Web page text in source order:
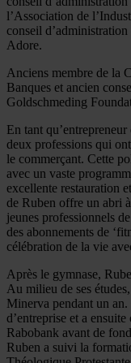
l’Association de
conseil
Adore.
Anciens membre de la
Banques et ancien
Goldschmeding
En tant
deux professions qui
le commerçant. Cette
avec un vaste
excellente restauration
de Ruben offre un abri
jeunes professionnels
des abonnements de
célébration de la vie
Après le gymnase,
Au milieu de ses
Minerva pendant un
d’entreprise et a
Rabobank avant de
Ruben a suivi la